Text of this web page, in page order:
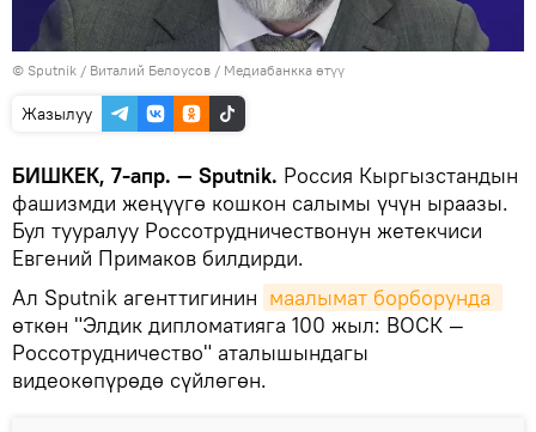
© Sputnik / Виталий Белоусов / Медиабанкка өтүү
Жазылуу
БИШКЕК, 7-апр. — Sputnik. Россия Кыргызстандын
фашизмди жеңүүгө кошкон салымы үчүн ыраазы.
Бул тууралуу Россотрудничествонун жетекчиси
Евгений Примаков билдирди.
Ал Sputnik агенттигинин
өткөн "Элдик дипломатияга 100 жыл: ВОСК —
Россотрудничество" аталышындагы
видеокөпүрөдө сүйлөгөн.